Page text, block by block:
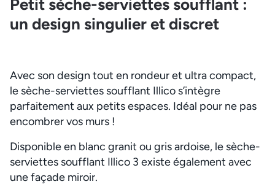
Petit sèche-serviettes soufflant :
un design singulier et discret
Avec son design tout en rondeur et ultra compact,
le sèche-serviettes soufflant Illico s’intègre
parfaitement aux petits espaces. Idéal pour ne pas
encombrer vos murs !
Disponible en blanc granit ou gris ardoise, le sèche-
serviettes soufflant Illico 3 existe également avec
une façade miroir.